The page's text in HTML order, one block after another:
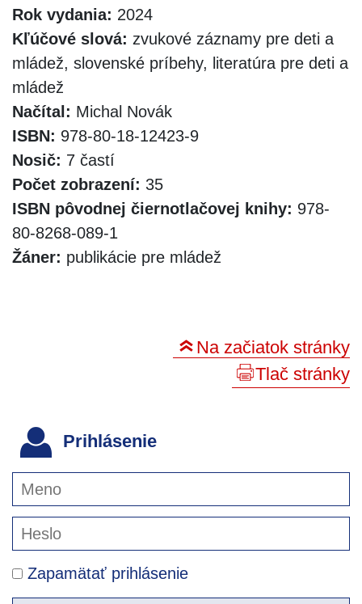
Rok vydania: 2024
Kľúčové slová: zvukové záznamy pre deti a
mládež, slovenské príbehy, literatúra pre deti a
mládež
Načítal: Michal Novák
ISBN: 978-80-18-12423-9
Nosič: 7 častí
Počet zobrazení: 35
ISBN pôvodnej čiernotlačovej knihy: 978-
80-8268-089-1
Žáner: publikácie pre mládež
Na začiatok stránky
Tlač stránky
Prihlásenie
Zapamätať prihlásenie